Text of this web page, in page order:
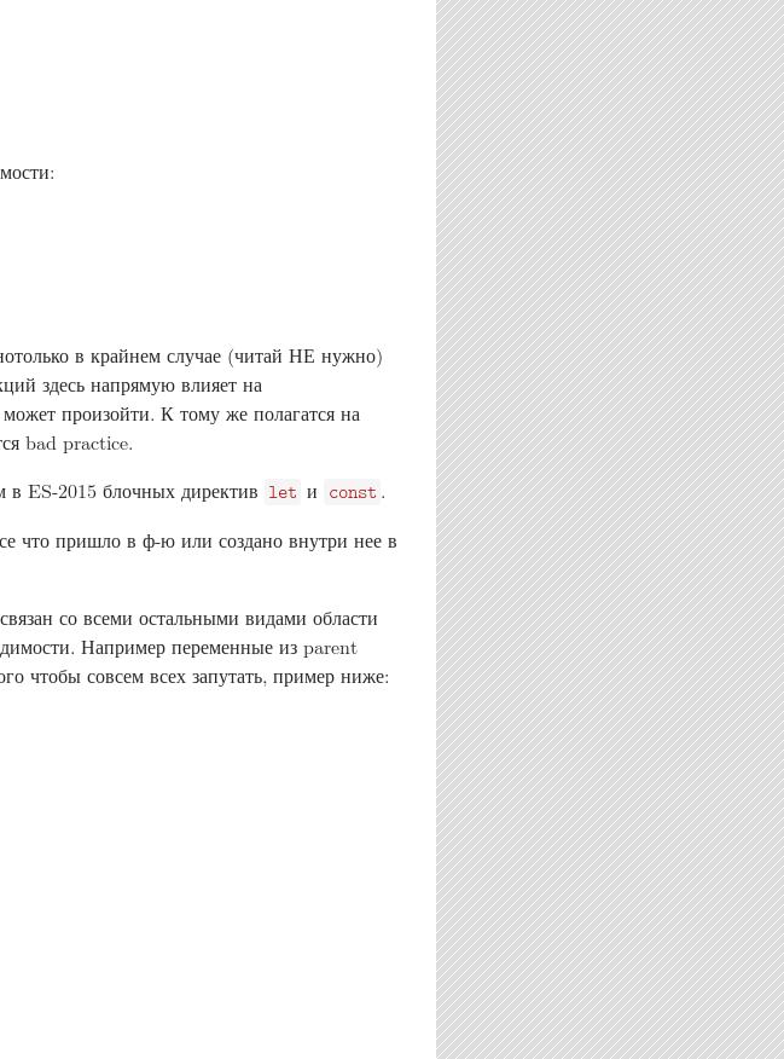
в крайнем случае (читай НЕ нужно)
здесь напрямую влияет на
произойти. К тому же полагатся на
bad practice.
в ES-2015 блочных директив let и const .
что пришло в ф-ю или создано внутри нее в
со всеми остальными видами области
Например переменные из parent
чтобы совсем всех запутать, пример ниже: